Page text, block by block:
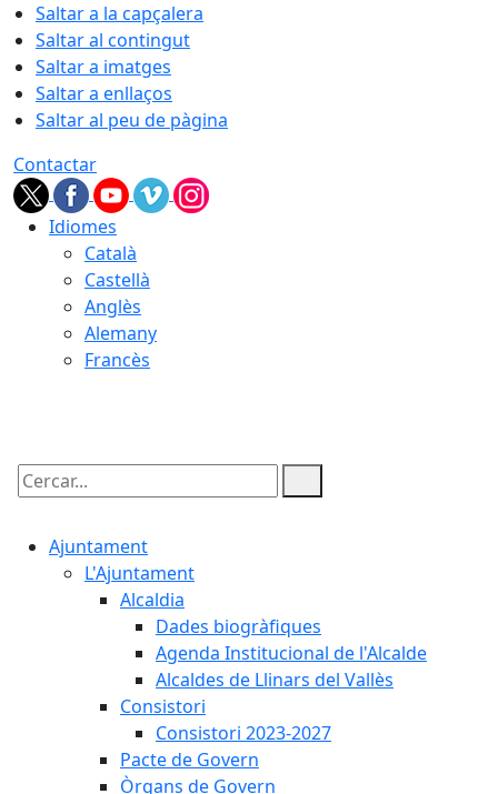
Saltar a la capçalera
Saltar al contingut
Saltar a imatges
Saltar a enllaços
Saltar al peu de pàgina
Contactar
Idiomes
Català
Castellà
Anglès
Alemany
Francès
Cercar:
Ajuntament
L'Ajuntament
Alcaldia
Dades biogràfiques
Agenda Institucional de l'Alcalde
Alcaldes de Llinars del Vallès
Consistori
Consistori 2023-2027
Pacte de Govern
Òrgans de Govern